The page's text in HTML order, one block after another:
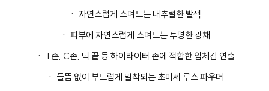
ㆍ 자연스럽게 스며드는 내추럴한 발색
ㆍ 피부에 자연스럽게 스며드는 투명한 광채
ㆍ T존, C존, 턱 끝 등 하이라이터 존에 적합한 입체감 연출
ㆍ 들뜸 없이 부드럽게 밀착되는 초미세 루스 파우더